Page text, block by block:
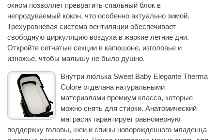
окном позволяет превратить спальный блок в
непродуваемый кокон, что особенно актуально зимой.
Трехуровневая система вентиляции обеспечивает
свободную циркуляцию воздуха в жаркие летние дни.
Откройте сетчатые секции в капюшоне, изголовье и
изножье, чтобы малышу не было душно.
Внутри люлька Sweet Baby Elegante Therma
Colore отделана натуральными
материалами премиум класса, которые
можно снять для стирки. Анатомический
матрасик гарантирует равномерную
поддержку головы, шеи и спины новорожденного младенца